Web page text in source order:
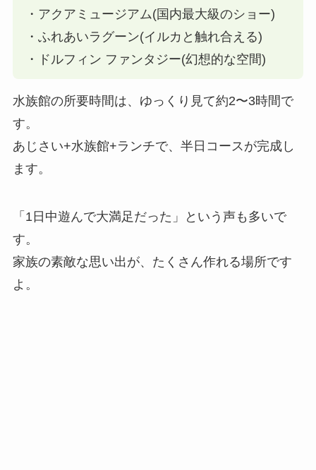
・アクアミュージアム(国内最大級のショー)
・ふれあいラグーン(イルカと触れ合える)
・ドルフィン ファンタジー(幻想的な空間)
水族館の所要時間は、ゆっくり見て約2〜3時間で
す。
あじさい+水族館+ランチで、半日コースが完成し
ます。
「1日中遊んで大満足だった」という声も多いで
す。
家族の素敵な思い出が、たくさん作れる場所です
よ。